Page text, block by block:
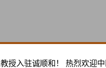
入驻诚顺和！ 热烈欢迎